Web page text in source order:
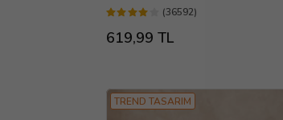
(36592)
619,99 TL
TREND TASARIM